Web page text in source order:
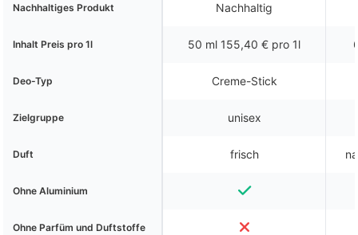
Nachhaltiges Produkt Nachhaltig
Inhalt Preis pro 1l 50 ml 155,40 € pro 1l
Deo-Typ Creme-Stick
Zielgruppe unisex
Duft frisch
Ohne Aluminium
Ohne Parfüm und Duftstoffe